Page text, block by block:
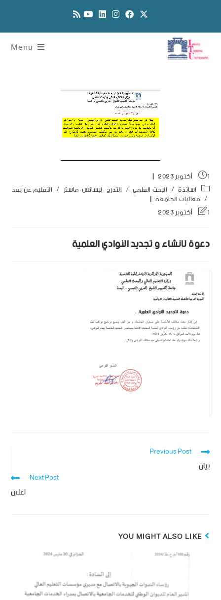
Menu
1 أكتوبر 2023
اساتذة / البحث العلمي / التدرج -ليسانس-ماستر / التعليم عن بعد
/ فعاليات الجامعة
1 أكتوبر 2023
دعوة لإنشاء و تجديد النوادي العلمية
Previous Post
بيان
Next Post
اعلان
YOU MIGHT ALSO LIKE